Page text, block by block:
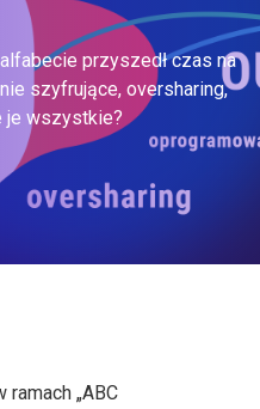
przyszedł czas na
szyfrujące, oversharing,
je wszystkie?
„ABC